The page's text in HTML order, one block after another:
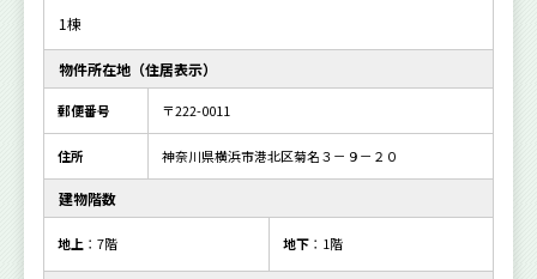
1棟
物件所在地（住居表示）
郵便番号 〒222-0011
住所 神奈川県横浜市港北区菊名３－９－２０
建物階数
地上 ：7階 地下：1階